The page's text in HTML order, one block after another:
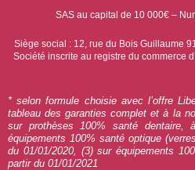
SAS au capital de 10 000€ –
Siège social : 12, rue du Bois Guillaume
Société inscrite au registre du commerce
* selon formule choisie avec l’offre
tableau des garanties complet et à la
sur prothèses 100% santé dentaire,
équipements 100% santé optique
du 01/01/2020, (3) sur équipements
partir du 01/01/2021